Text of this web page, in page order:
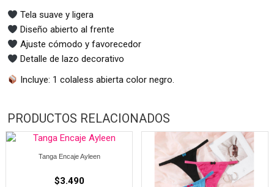
Tela suave y ligera
Diseño abierto al frente
Ajuste cómodo y favorecedor
Detalle de lazo decorativo
Incluye: 1 colaless abierta color negro.
PRODUCTOS RELACIONADOS
Tanga Encaje Ayleen
$3.490